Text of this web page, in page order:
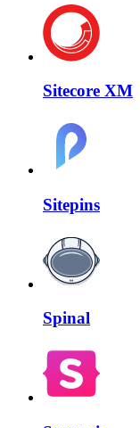
Sitecore XM
Sitepins
Spinal